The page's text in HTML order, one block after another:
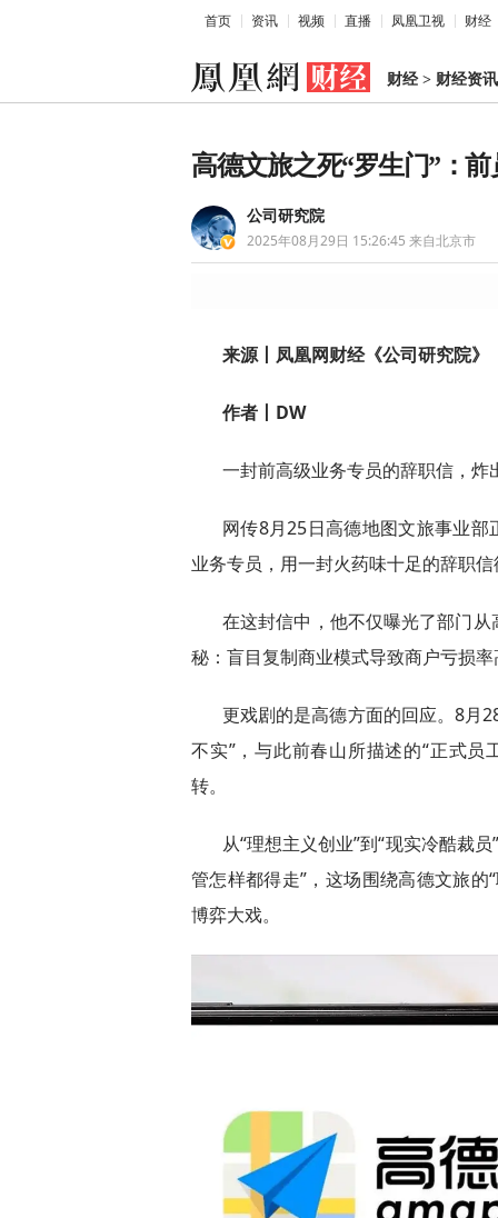
首页 资讯 视频 直播 凤凰卫视 财经
财经> 财经资讯
高德文旅之死“罗生门”：
公司研究院
2025年08月29日 15:26:45 来自北京市
来源丨凤凰网财经《公司研究院》
作者丨DW
一封前高级业务专员的辞职信，
网传8月25日高德地图文旅事业部
业务专员，用一封火药味十足的辞职
在这封信中，他不仅曝光了部门
秘：盲目复制商业模式导致商户亏损
更戏剧的是高德方面的回应。8月
不实”，与此前春山所描述的“正式
转。
从“理想主义创业”到“现实冷酷裁
管怎样都得走”，这场围绕高德文旅
博弈大戏。